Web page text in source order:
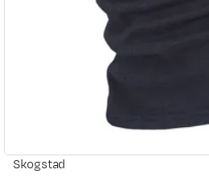
Skogstad